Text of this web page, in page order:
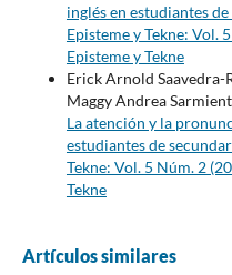
inglés en estudiantes
Episteme y Tekne: Vol.
Episteme y Tekne
Erick Arnold Saavedra-
Maggy Andrea
La atención y la
estudiantes de
Tekne: Vol. 5 Núm. 2
Tekne
Artículos similares